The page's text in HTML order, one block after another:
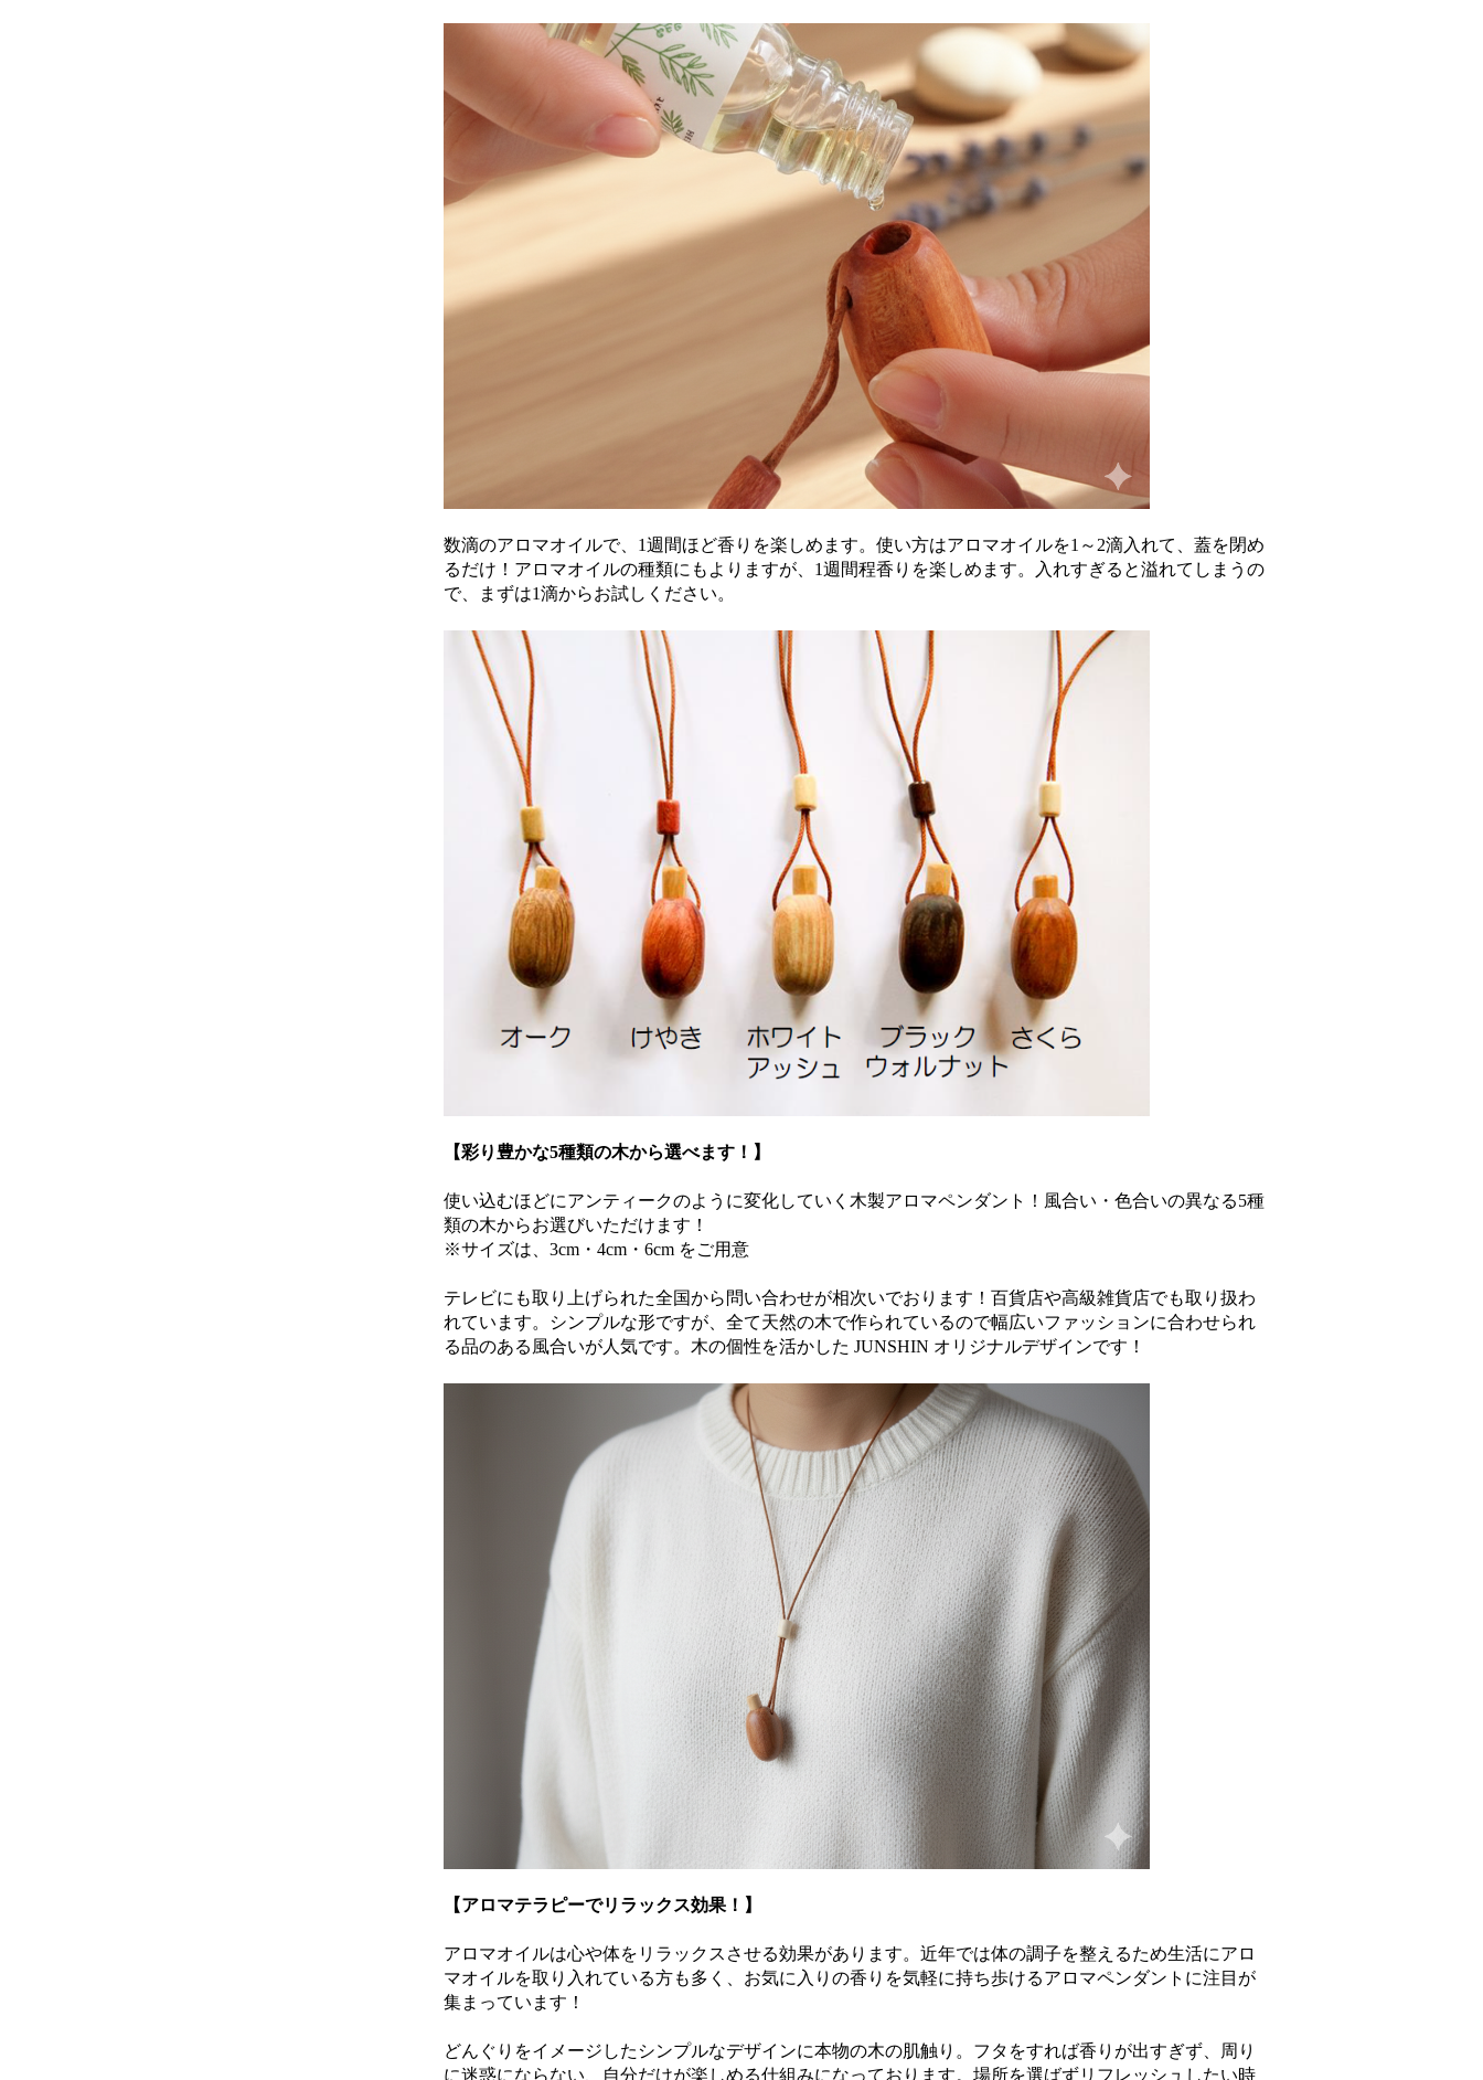
数滴のアロマオイルで、1週間ほど香りを楽しめます。使い方はアロマオイルを1～2滴入れて、蓋を閉め
るだけ！アロマオイルの種類にもよりますが、1週間程香りを楽しめます。入れすぎると溢れてしまうの
で、まずは1滴からお試しください。
【彩り豊かな5種類の木から選べます！】
使い込むほどにアンティークのように変化していく木製アロマペンダント！風合い・色合いの異なる5種
類の木からお選びいただけます！
※サイズは、3cm・4cm・6cm をご用意
テレビにも取り上げられた全国から問い合わせが相次いでおります！百貨店や高級雑貨店でも取り扱わ
れています。シンプルな形ですが、全て天然の木で作られているので幅広いファッションに合わせられ
る品のある風合いが人気です。木の個性を活かした JUNSHIN オリジナルデザインです！
【アロマテラピーでリラックス効果！】
アロマオイルは心や体をリラックスさせる効果があります。近年では体の調子を整えるため生活にアロ
マオイルを取り入れている方も多く、お気に入りの香りを気軽に持ち歩けるアロマペンダントに注目が
集まっています！
どんぐりをイメージしたシンプルなデザインに本物の木の肌触り。フタをすれば香りが出すぎず、周り
に迷惑にならない、自分だけが楽しめる仕組みになっております。場所を選ばずリフレッシュしたい時